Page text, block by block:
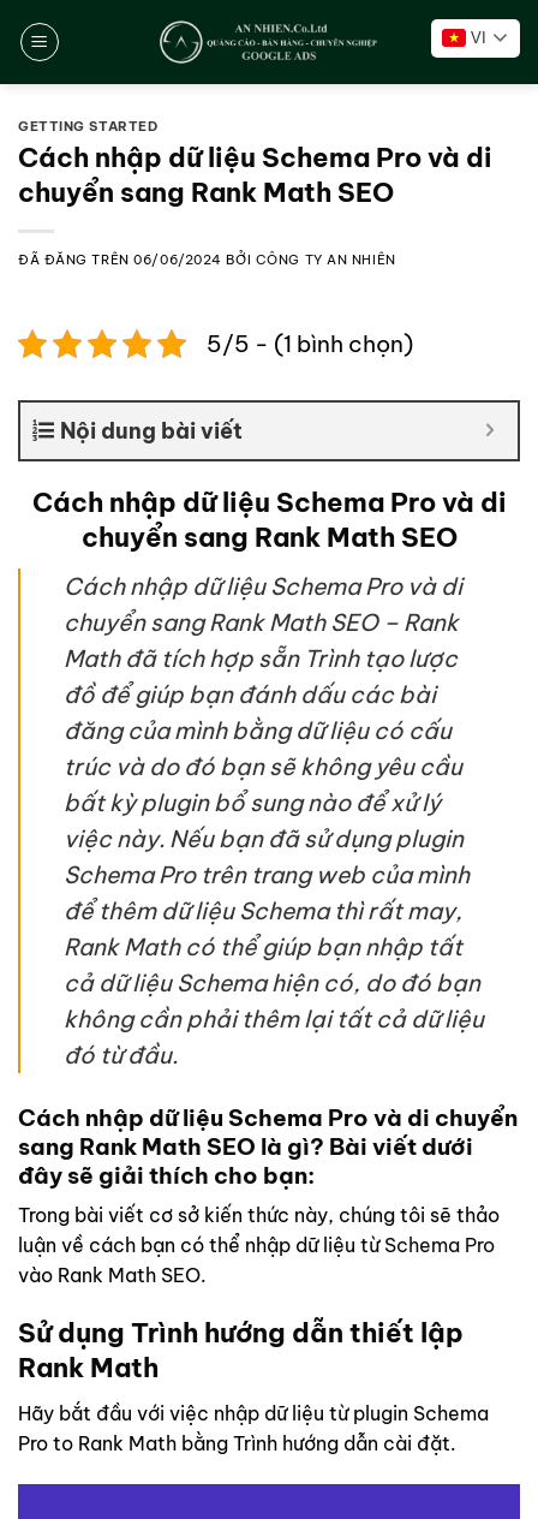
đến
VI
GETTING STARTED
Cách nhập dữ liệu Schema Pro và di
chuyển sang Rank Math SEO
ĐÃ ĐĂNG TRÊN06/06/2024 BỞI CÔNG TY AN NHIÊN
5/5 - (1 bình chọn)
Nội dung bài viết
Cách nhập dữ liệu Schema Pro và di
chuyển sang Rank Math SEO
Cách nhập dữ liệu Schema Pro và di
chuyển sang Rank Math SEO – Rank
Math đã tích hợp sẵn Trình tạo lược
đồ để giúp bạn đánh dấu các bài
đăng của mình bằng dữ liệu có cấu
trúc và do đó bạn sẽ không yêu cầu
bất kỳ plugin bổ sung nào để xử lý
việc này. Nếu bạn đã sử dụng plugin
Schema Pro trên trang web của mình
để thêm dữ liệu Schema thì rất may,
Rank Math có thể giúp bạn nhập tất
cả dữ liệu Schema hiện có, do đó bạn
không cần phải thêm lại tất cả dữ liệu
đó từ đầu.
Cách nhập dữ liệu Schema Pro và di chuyển
sang Rank Math SEO là gì? Bài viết dưới
đây sẽ giải thích cho bạn:
Trong bài viết cơ sở kiến ​​thức này, chúng tôi sẽ thảo
luận về cách bạn có thể nhập dữ liệu từ Schema Pro
vào Rank Math SEO.
Sử dụng Trình hướng dẫn thiết lập
Rank Math
Hãy bắt đầu với việc nhập dữ liệu từ plugin Schema
Pro to Rank Math bằng Trình hướng dẫn cài đặt.